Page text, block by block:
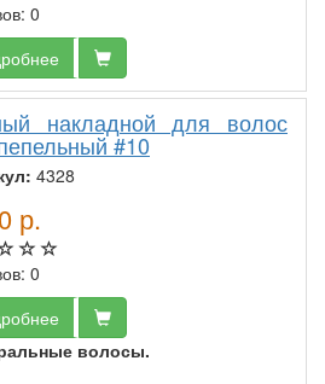
0
накладной для волос
#10
4328
р.
0
волосы.